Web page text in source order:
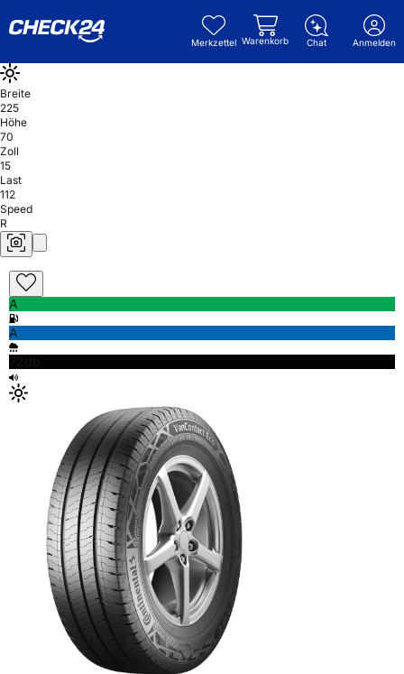
Merkzettel Warenkorb Chat Anmelden
Breite
225
Höhe
70
Zoll
15
Last
112
Speed
R
A
A
72db